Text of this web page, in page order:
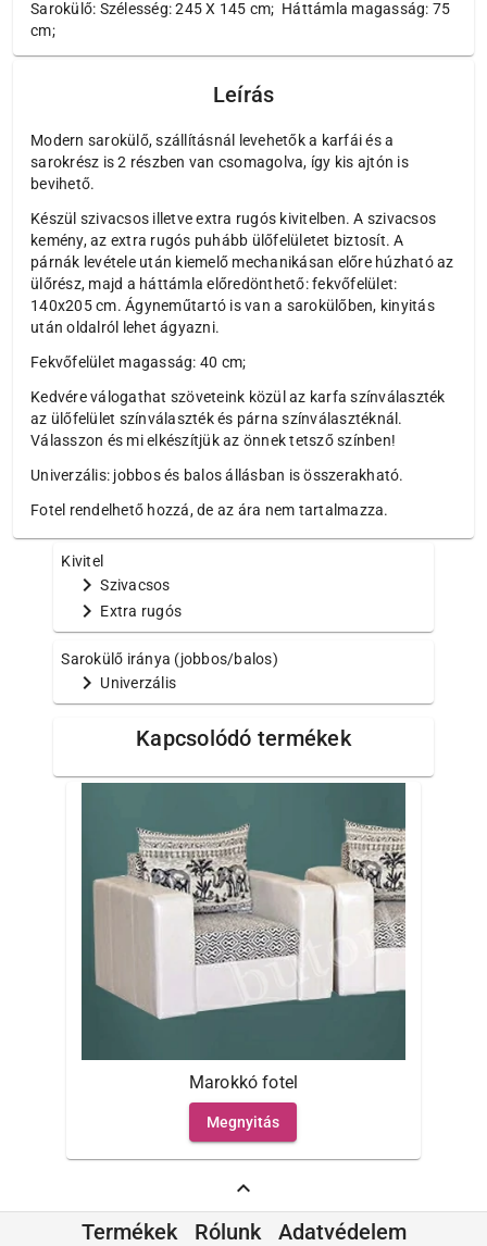
Sarokülő: Szélesség: 245 X 145 cm; Háttámla magasság: 75
cm;
Leírás
Modern sarokülő, szállításnál levehetők a karfái és a
sarokrész is 2 részben van csomagolva, így kis ajtón is
bevihető.
Készül szivacsos illetve extra rugós kivitelben. A szivacsos
kemény, az extra rugós puhább ülőfelületet biztosít. A
párnák levétele után kiemelő mechanikásan előre húzható az
ülőrész, majd a háttámla előredönthető: fekvőfelület:
140x205 cm. Ágyneműtartó is van a sarokülőben, kinyitás
után oldalról lehet ágyazni.
Fekvőfelület magasság: 40 cm;
Kedvére válogathat szöveteink közül az karfa színválaszték
az ülőfelület színválaszték és párna színválasztéknál.
Válasszon és mi elkészítjük az önnek tetsző színben!
Univerzális: jobbos és balos állásban is összerakható.
Fotel rendelhető hozzá, de az ára nem tartalmazza.
Kivitel
chevron_rightSzivacsos
chevron_right Extra rugós
Sarokülő iránya (jobbos/balos)
chevron_right Univerzális
Kapcsolódó termékek
Marokkó fotel
Megnyitás
expand_less
Termékek
Rólunk Adatvédelem